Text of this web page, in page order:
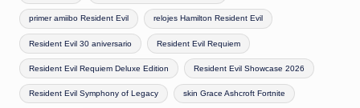
primer amiibo Resident Evil relojes Hamilton Resident Evil
Resident Evil 30 aniversario Resident Evil Requiem
Resident Evil Requiem Deluxe Edition Resident Evil Showcase 2026
Resident Evil Symphony of Legacy skin Grace Ashcroft Fortnite